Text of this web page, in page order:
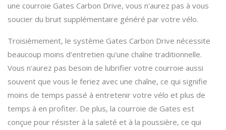
une courroie Gates Carbon Drive, vous n'aurez pas à vous
soucier du bruit supplémentaire généré par votre vélo.
Troisièmement, le système Gates Carbon Drive nécessite
beaucoup moins d'entretien qu'une chaîne traditionnelle.
Vous n'aurez pas besoin de lubrifier votre courroie aussi
souvent que vous le feriez avec une chaîne, ce qui signifie
moins de temps passé à entretenir votre vélo et plus de
temps à en profiter. De plus, la courroie de Gates est
conçue pour résister à la saleté et à la poussière, ce qui